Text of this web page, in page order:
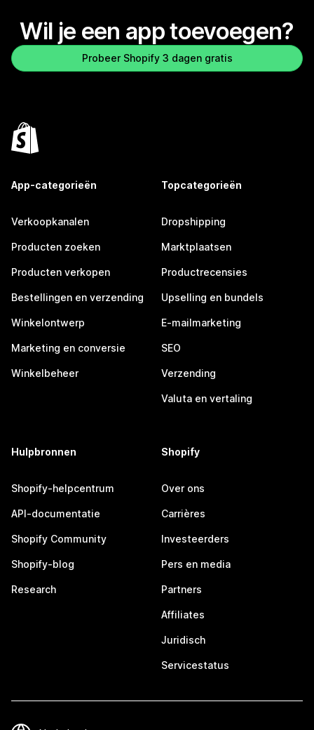
Wil je een app toevoegen?
Probeer Shopify 3 dagen gratis
App-categorieën
Verkoopkanalen
Producten zoeken
Producten verkopen
Bestellingen en verzending
Winkelontwerp
Marketing en conversie
Winkelbeheer
Topcategorieën
Dropshipping
Marktplaatsen
Productrecensies
Upselling en bundels
E-mailmarketing
SEO
Verzending
Valuta en vertaling
Hulpbronnen
Shopify-helpcentrum
API-documentatie
Shopify Community
Shopify-blog
Research
Shopify
Over ons
Carrières
Investeerders
Pers en media
Partners
Affiliates
Juridisch
Servicestatus